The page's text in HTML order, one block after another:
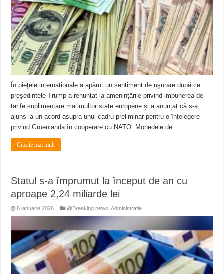
În pieţele internaționale a apărut un sentiment de uşurare după ce
președintele Trump a renunțat la amenințările privind impunerea de
tarife suplimentare mai multor state europene și a anunțat că s-a
ajuns la un acord asupra unui cadru preliminar pentru o înțelegere
privind Groenlanda în cooperare cu NATO. Monedele de …
Citeste mai mult
Statul s-a împrumut la început de an cu
aproape 2,24 miliarde lei
8 ianuarie 2026 @Breaking news ,Administratie